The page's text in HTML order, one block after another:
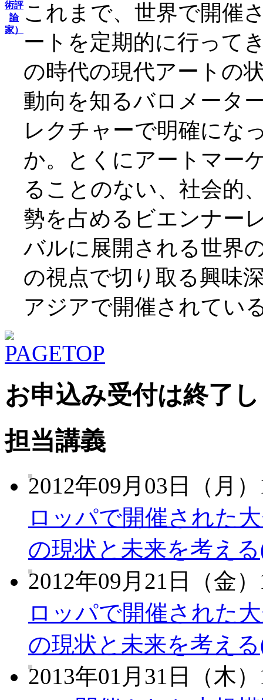
これまで、世界で開催
ートを定期的に行って
の時代の現代アートの
動向を知るバロメータ
レクチャーで明確にな
か。とくにアートマー
ることのない、社会的
勢を占めるビエンナー
バルに展開される世界
の視点で切り取る興味
アジアで開催されてい
お申込み受付は終了
担当講義
2012年09月03日（月
ロッパで開催された
の現状と未来を考え
2012年09月21日（金
ロッパで開催された
の現状と未来を考え
2013年01月31日（木